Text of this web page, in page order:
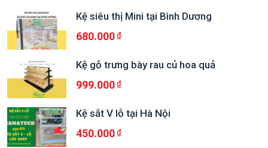
Kệ siêu thị Mini tại Bình Dương
680.000
Kệ gỗ trưng bày rau củ hoa quả
999.000
Kệ sắt V lỗ tại Hà Nội
450.000